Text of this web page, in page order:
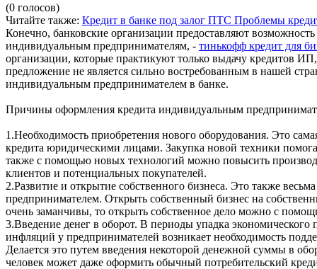
(0 голосов)
Читайте также: Кредит в банке под залог ПТС Проблемы
Конечно, банковские организации предоставляют
индивидуальным предпринимателям, - тинькофф кредит для
организации, которые практикуют только выдачу кредитов
предложение не является сильно востребованным в нашей
индивидуальным предпринимателем в банке.
Причины оформления кредита индивидуальным
1.Необходимость приобретения нового оборудования. Это
кредита юридическими лицами. Закупка новой техники
также с помощью новых технологий можно повысить
клиентов и потенциальных покупателей.
2.Развитие и открытие собственного бизнеса. Это также
предпринимателем. Открыть собственный бизнес на
очень заманчивы, то открыть собственное дело можно с
3.Введение денег в оборот. В периоды упадка
инфляций у предпринимателей возникает необходимость
Делается это путем введения некоторой денежной суммы в
человек может даже оформить обычный потребительский